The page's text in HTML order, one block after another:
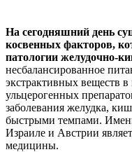
На сегодняшний день
косвенных факторов,
патологии желудочно-
несбалансированное
экстрактивных веществ
ульцерогенных
заболевания желудка,
быстрыми темпами.
Израиле и Австрии
медицины.